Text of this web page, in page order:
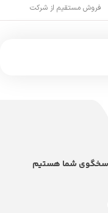
فروش مستقیم از شرکت